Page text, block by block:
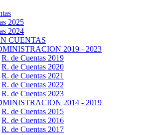
2025
2024
CUENTAS
2019 - 2023
R. de Cuentas 2019
R. de Cuentas 2020
R. de Cuentas 2021
R. de Cuentas 2022
R. de Cuentas 2023
2014 - 2019
R. de Cuentas 2015
R. de Cuentas 2016
R. de Cuentas 2017